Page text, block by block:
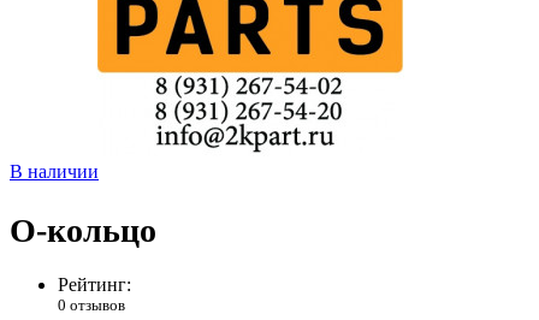
В наличии
О-кольцо
Рейтинг:
0 отзывов